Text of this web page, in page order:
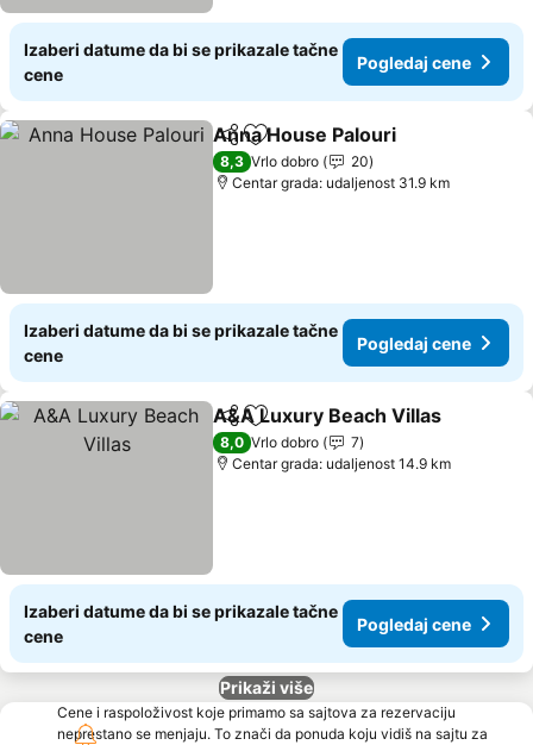
Izaberi datume da bi se prikazale tačne
cene
Pogledaj cene
Deli Dodati u favorite
Anna House Palouri
8,3 Vrlo dobro
20
Centar grada: udaljenost 31.9 km
Izaberi datume da bi se prikazale tačne
cene
Pogledaj cene
Deli Dodati u favorite
A&A Luxury Beach Villas
8,0 Vrlo dobro
7
Centar grada: udaljenost 14.9 km
Izaberi datume da bi se prikazale tačne
cene
Pogledaj cene
Prikaži više
Cene i raspoloživost koje primamo sa sajtova za rezervaciju
neprestano se menjaju. To znači da ponuda koju vidiš na sajtu za